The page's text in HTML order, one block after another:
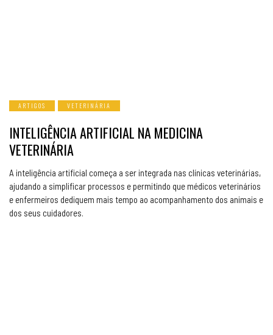
ARTIGOS VETERINÁRIA
INTELIGÊNCIA ARTIFICIAL NA MEDICINA
VETERINÁRIA
A inteligência artificial começa a ser integrada nas clínicas veterinárias,
ajudando a simplificar processos e permitindo que médicos veterinários
e enfermeiros dediquem mais tempo ao acompanhamento dos animais e
dos seus cuidadores.